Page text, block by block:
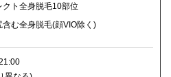
クト全身脱毛10部位
含む全身脱毛(顔VIO除く)